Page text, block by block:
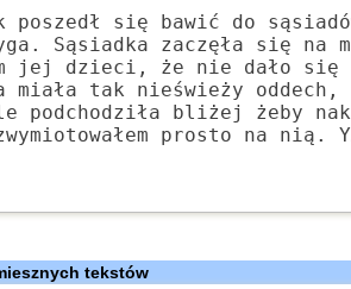
poszedł się bawić do
Sąsiadka zaczęła się na
jej dzieci, że nie dało się
miała tak nieświeży
podchodziła bliżej żeby
prosto na nią.
tekstów